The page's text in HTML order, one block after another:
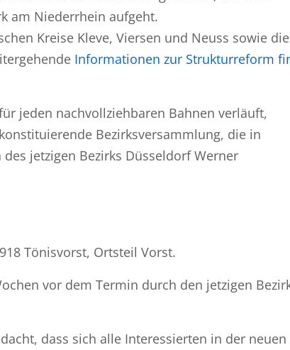
am Niederrhein aufgeht.
Kreise Kleve, Viersen und Neuss sowie die
Informationen zur Strukturreform
jeden nachvollziehbaren Bahnen verläuft,
Bezirksversammlung, die in
jetzigen Bezirks Düsseldorf Werner
Tönisvorst, Ortsteil Vorst.
vor dem Termin durch den jetzigen
dass sich alle Interessierten in der neuen